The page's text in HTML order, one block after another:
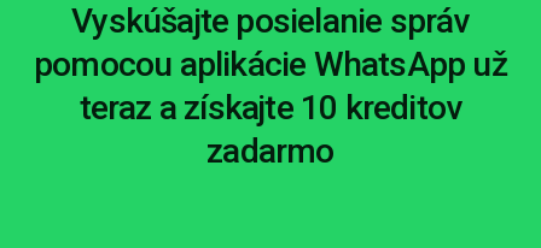
Vyskúšajte posielanie správ
pomocou aplikácie WhatsApp už
teraz a získajte 10 kreditov
zadarmo